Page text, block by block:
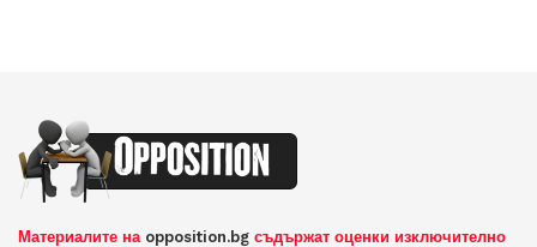
Материалите на opposition.bg съдържат оценки изключително